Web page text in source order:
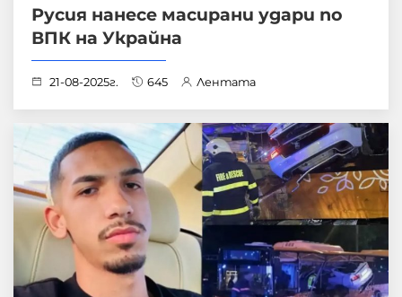
Русия нанесе масирани удари по
ВПК на Украйна
21-08-2025г. 645 Лентата